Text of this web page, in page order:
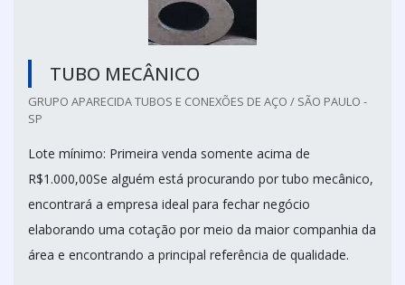
TUBO MECÂNICO
GRUPO APARECIDA TUBOS E CONEXÕES DE AÇO / SÃO PAULO -
SP
Lote mínimo: Primeira venda somente acima de
R$1.000,00Se alguém está procurando por tubo mecânico,
encontrará a empresa ideal para fechar negócio
elaborando uma cotação por meio da maior companhia da
área e encontrando a principal referência de qualidade.